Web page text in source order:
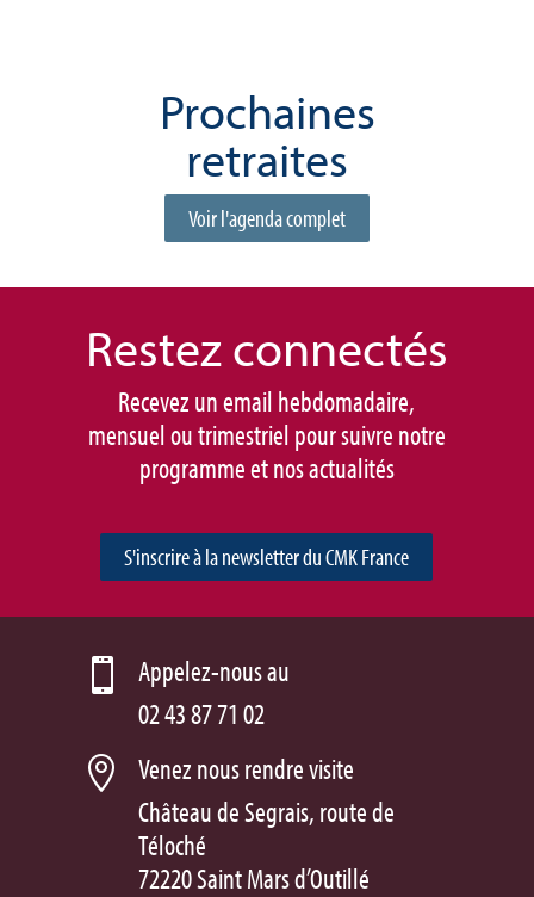
Prochaines
retraites
Voir l'agenda complet
Restez connectés
Recevez un email hebdomadaire,
mensuel ou trimestriel pour suivre notre
programme et nos actualités
S'inscrire à la newsletter du CMK France

Appelez-nous au
02 43 87 71 02

Venez nous rendre visite
Château de Segrais, route de
Téloché
72220 Saint Mars d’Outillé